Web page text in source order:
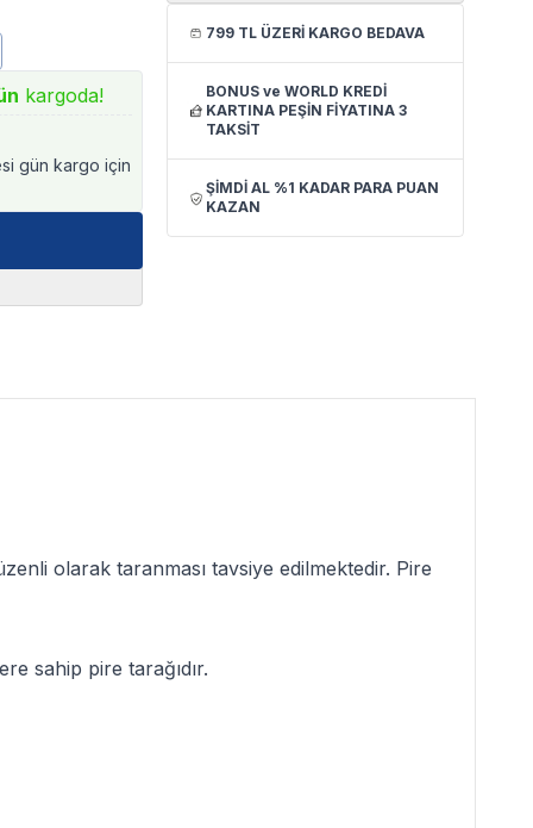
kargoda!
gün kargo için
799 TL ÜZERİ KARGO BEDAVA
BONUS ve WORLD KREDİ
KARTINA PEŞİN FİYATINA 3
TAKSİT
ŞİMDİ AL %1 KADAR PARA PUAN
KAZAN
olarak taranması tavsiye edilmektedir. Pire
sahip pire tarağıdır.